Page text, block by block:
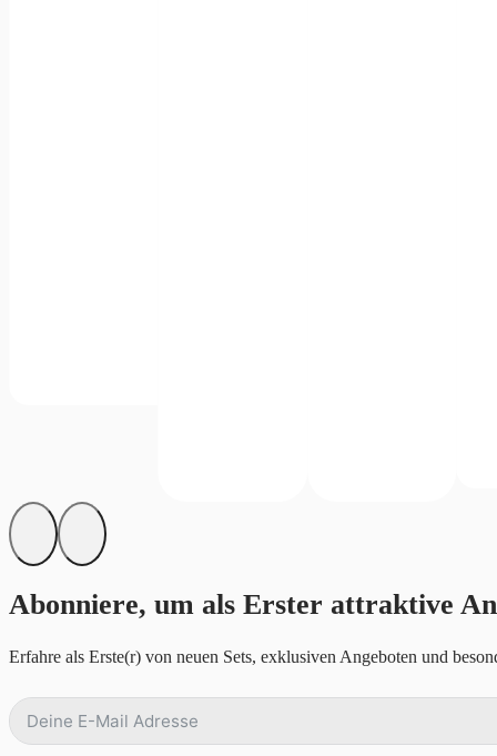
Abonniere, um als Erster attraktive
Erfahre als Erste(r) von neuen Sets, exklusiven Angeboten und